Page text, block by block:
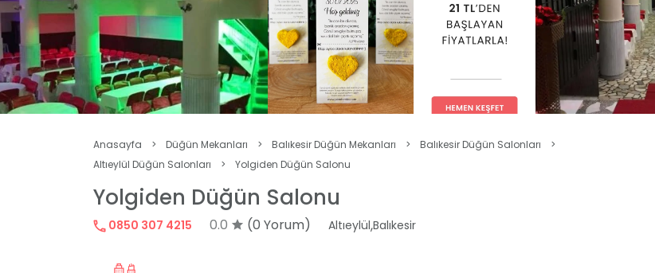
Anasayfa > Düğün Mekanları > Balıkesir Düğün Mekanları > Balıkesir Düğün Salonları
>
Altıeylül Düğün Salonları
> Yolgiden Düğün Salonu
Yolgiden Düğün Salonu
0850 307 4215 0.0 (0 Yorum) Altıeylül,Balıkesir